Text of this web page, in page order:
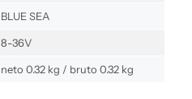
BLUE SEA
8-36V
neto 0.32 kg / bruto 0.32 kg